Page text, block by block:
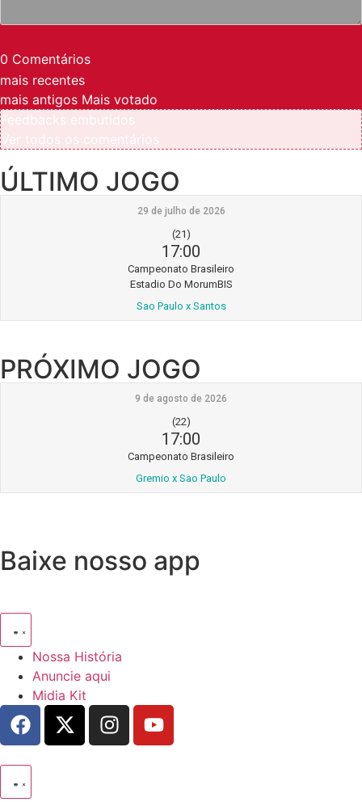
0 Comentários
mais recentes
mais antigos Mais votado
ÚLTIMO JOGO
29 de julho de 2026
(21)
17:00
Campeonato Brasileiro
Estadio Do MorumBIS
Sao Paulo x Santos
PRÓXIMO JOGO
9 de agosto de 2026
(22)
17:00
Campeonato Brasileiro
Gremio x Sao Paulo
Baixe nosso app
Nossa História
Anuncie aqui
Midia Kit